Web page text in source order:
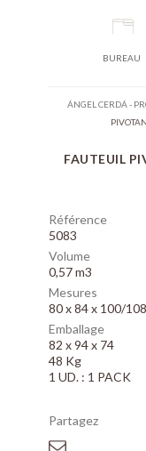
BUREAU
ÁNGEL CERDÁ -
FAUTEUIL
Référence
5083
Volume
0,57 m3
Mesures
80 x 84 x 100/108
Emballage
82 x 94 x 74
48 Kg
1 UD. : 1 PACK
Partagez